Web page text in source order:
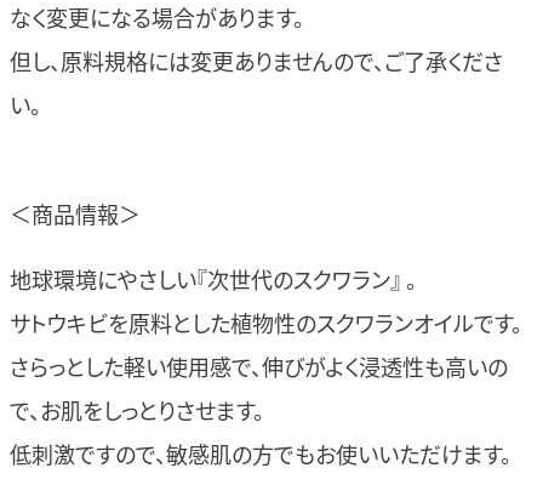
なく変更になる場合があります。
但し、原料規格には変更ありませんので、ご了承くださ
い。
＜商品情報＞
地球環境にやさしい『次世代のスクワラン』 。
サトウキビを原料とした植物性のスクワランオイルです。
さらっとした軽い使用感で、伸びがよく浸透性も高いの
で、お肌をしっとりさせます。
低刺激ですので、敏感肌の方でもお使いいただけます。